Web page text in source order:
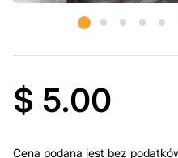
$ 5.00
Cena podana jest bez